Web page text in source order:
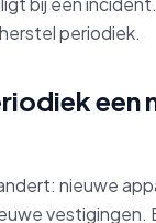
periodiek.
een
nieuwe
vestigingen.